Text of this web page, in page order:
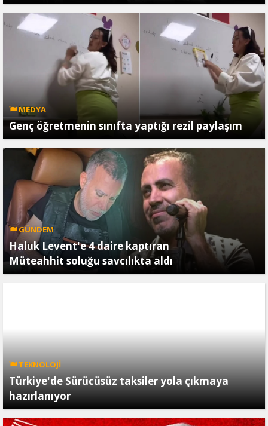
MEDYA
Genç öğretmenin sınıfta yaptığı rezil paylaşım
GÜNDEM
Haluk Levent'e 4 daire kaptıran
Müteahhit soluğu savcılıkta aldı
TEKNOLOJİ
Türkiye'de Sürücüsüz taksiler yola çıkmaya
hazırlanıyor